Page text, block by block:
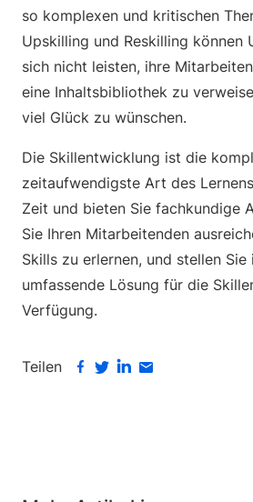
so komplexen und kritischen
Upskilling und Reskilling können
sich nicht leisten, ihre
eine Inhaltsbibliothek zu
viel Glück zu wünschen.
Die Skillentwicklung ist die
zeitaufwendigste Art des
Zeit und bieten Sie fachkundige
Sie Ihren Mitarbeitenden
Skills zu erlernen, und stellen Sie
umfassende Lösung für die
Verfügung.
Teilen